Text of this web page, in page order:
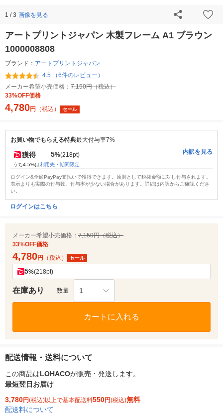
1 / 3 画像を見る
アートプリントジャパン 木製フレーム A1 ブラウン
1000008808
ブランド： アートプリントジャパン
4.5 （6件のレビュー）
メーカー希望小売価格： 7,150円（税込）
33%OFF価格
4,780円 （税込） セール
お買い物でもらえる特典最大付与率7%
獲得 5%(218pt)
うち4.5%は利用先・期間限定
内訳を見る
ログイン&全額PayPay支払いで獲得できます。原則として税抜金額に対し付与されます。
表示よりも実際の付与数、付与率が少ない場合があります。詳細は内訳からご確認くださ
い。
ログインはこちら
メーカー希望小売価格： 7,150円（税込）
33%OFF価格
4,780円 （税込） セール
5%(218pt)
在庫あり 数量 1
カートに入れる
配送情報・送料について
この商品はLOHACOが販売・発送します。
最短翌日お届け
3,780円(税込)以上で基本配送料550円(税込)無料
配送料について